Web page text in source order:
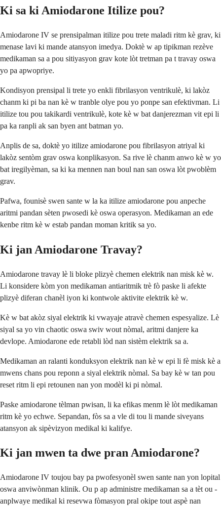
Ki sa ki Amiodarone Itilize pou?
Amiodarone IV se prensipalman itilize pou trete maladi ritm kè grav, ki
menase lavi ki mande atansyon imedya. Doktè w ap tipikman rezève
medikaman sa a pou sitiyasyon grav kote lòt tretman pa t travay oswa
yo pa apwopriye.
Kondisyon prensipal li trete yo enkli fibrilasyon ventrikulè, ki lakòz
chanm ki pi ba nan kè w tranble olye pou yo ponpe san efektivman. Li
itilize tou pou takikardi ventrikulè, kote kè w bat danjerezman vit epi li
pa ka ranpli ak san byen ant batman yo.
Anplis de sa, doktè yo itilize amiodarone pou fibrilasyon atriyal ki
lakòz sentòm grav oswa konplikasyon. Sa rive lè chanm anwo kè w yo
bat iregilyèman, sa ki ka mennen nan boul nan san oswa lòt pwoblèm
grav.
Pafwa, founisè swen sante w la ka itilize amiodarone pou anpeche
aritmi pandan sèten pwosedi kè oswa operasyon. Medikaman an ede
kenbe ritm kè w estab pandan moman kritik sa yo.
Ki jan Amiodarone Travay?
Amiodarone travay lè li bloke plizyè chemen elektrik nan misk kè w.
Li konsidere kòm yon medikaman antiaritmik trè fò paske li afekte
plizyè diferan chanèl iyon ki kontwole aktivite elektrik kè w.
Kè w bat akòz siyal elektrik ki vwayaje atravè chemen espesyalize. Lè
siyal sa yo vin chaotic oswa swiv wout nòmal, aritmi danjere ka
devlope. Amiodarone ede retabli lòd nan sistèm elektrik sa a.
Medikaman an ralanti konduksyon elektrik nan kè w epi li fè misk kè a
mwens chans pou reponn a siyal elektrik nòmal. Sa bay kè w tan pou
reset ritm li epi retounen nan yon modèl ki pi nòmal.
Paske amiodarone tèlman pwisan, li ka efikas menm lè lòt medikaman
ritm kè yo echwe. Sepandan, fòs sa a vle di tou li mande siveyans
atansyon ak sipèvizyon medikal ki kalifye.
Ki jan mwen ta dwe pran Amiodarone?
Amiodarone IV toujou bay pa pwofesyonèl swen sante nan yon lopital
oswa anviwònman klinik. Ou p ap administre medikaman sa a tèt ou -
anplwaye medikal ki resevwa fòmasyon pral okipe tout aspè nan